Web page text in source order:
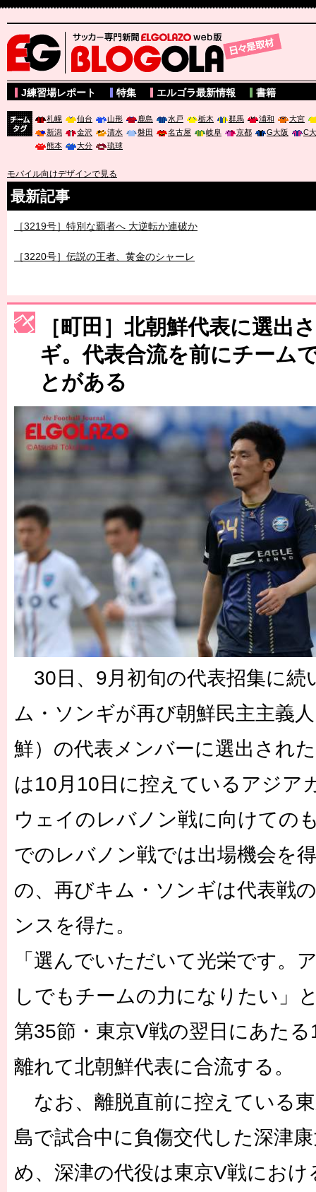
サッカー専門新聞ELGOLAZO web版 BLOGOLA
J練習場レポート 特集 エルゴラ最新情報 書籍
札幌 仙台 山形 鹿島 水戸 栃木 群馬 浦和
大宮
新潟
金沢 清水 磐田 名古屋 岐阜 京都 G大阪
C
熊本
大分 琉球
モバイル向けデザインで見る
最新記事
［3219号］特別な覇者へ 大逆転か連破か
［3220号］伝説の王者、黄金のシャーレ
［3230号］世界一への夢は終わらない
［3223号］一丸。日本出陣
［3222号］史上最大のW杯開幕 注目は「個」
長谷川 アーリアジャスールさんがシンポジウム「気候変動から命
［町田］北朝鮮代表に選出
ギ。代表合流を前にチーム
とがある
30日、9月初旬の代表招集に続
ム・ソンギが再び朝鮮民主主義
鮮）の代表メンバーに選出され
は10月10日に控えているアジア
ウェイのレバノン戦に向けての
でのレバノン戦では出場機会を
の、再びキム・ソンギは代表戦
ンスを得た。
「選んでいただいて光栄です。
しでもチームの力になりたい」
第35節・東京V戦の翌日にあた
離れて北朝鮮代表に合流する。
なお、離脱直前に控えている
島で試合中に負傷交代した深津
め、深津の代役は東京V戦にお